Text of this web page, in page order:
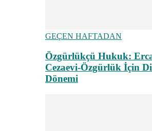
GEÇEN HAFTADAN
Özgürlükçü Hukuk:
Cezaevi-Özgürlük İçin
Dönemi